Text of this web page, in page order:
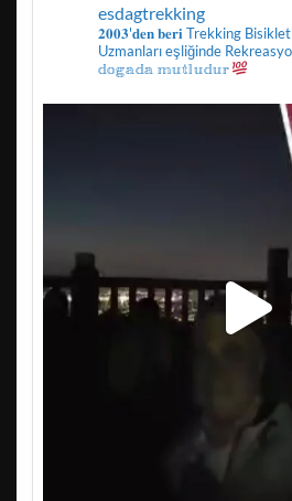
esdagtrekking
𝟐𝟎𝟎𝟑'𝐝𝐞𝐧 𝐛𝐞𝐫𝐢 TrekkingBisiklet
Uzmanları eşliğinde
𝕕𝕠𝕘𝕒𝕕𝕒 𝕞𝕦𝕥𝕝𝕦𝕕𝕦𝕣